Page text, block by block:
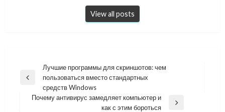
View all posts
Навигация
по
записям
Previous
Лучшие программы для скриншотов: чем
пользоваться вместо стандартных
средств Windows
Почему антивирус замедляет компьютер и
как с этим бороться